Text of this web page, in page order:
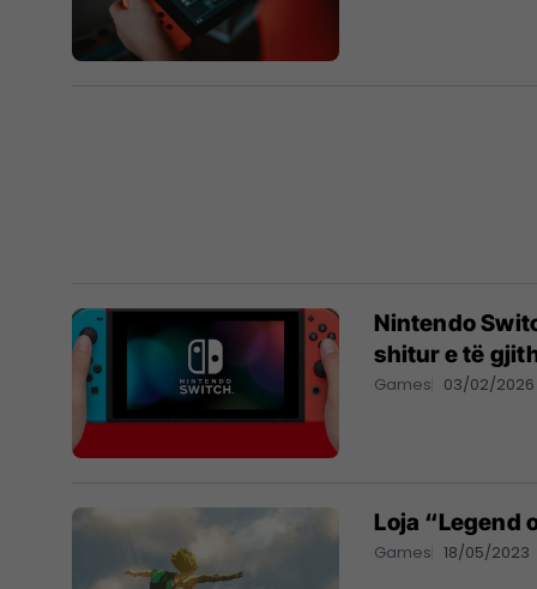
Nintendo
shitur e të
Games 03/02/2026
Loja “Legend
Games 18/05/2023